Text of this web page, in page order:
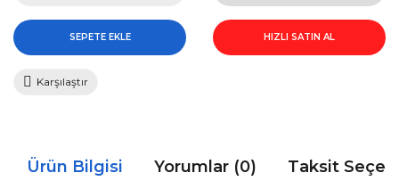
SEPETE EKLE HIZLI SATIN AL
Karşılaştır
Ürün Bilgisi Yorumlar (0) Taksit